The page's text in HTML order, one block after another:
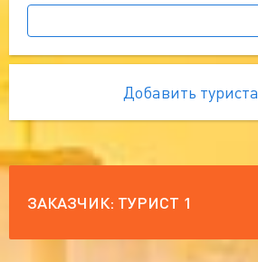
Добавить туриста
ЗАКАЗЧИК: ТУРИСТ 1